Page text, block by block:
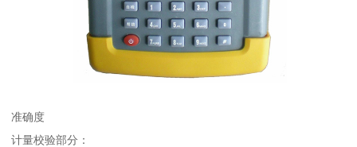
准确度
计量校验部分：